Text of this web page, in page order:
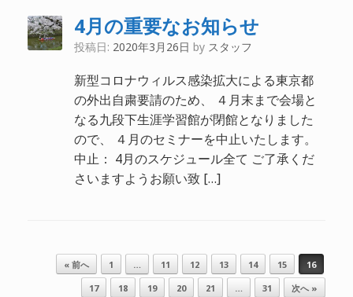
4月の重要なお知らせ
投稿日: 2020年3月26日 by スタッフ
新型コロナウィルス感染拡大による東京都
の外出自粛要請のため、 ４月末まで会場と
なる九段下生涯学習館が閉館となりました
ので、 ４月のセミナーを中止いたします。
中止： 4月のスケジュール全て ご了承くだ
さいますようお願い致 […]
投稿ナビゲーション
« 前へ 1 … 11 12 13 14 15
16
17
18 19 20 21 … 31 次へ »